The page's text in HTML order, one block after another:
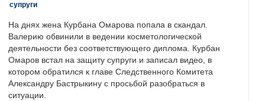
супруги
На днях жена Курбана Омарова попала в скандал.
Валерию обвинили в ведении косметологической
деятельности без соответствующего диплома. Курбан
Омаров встал на защиту супруги и записал видео, в
котором обратился к главе Следственного Комитета
Александру Бастрыкину с просьбой разобраться в
ситуации.